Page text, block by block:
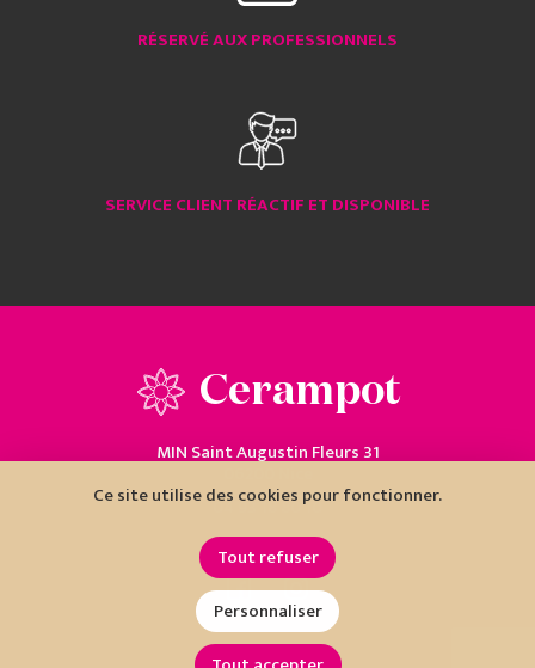
RÉSERVÉ AUX PROFESSIONNELS
SERVICE CLIENT RÉACTIF ET DISPONIBLE
Cerampot
MIN Saint Augustin Fleurs 31
04 93 18 80 10
Ce site utilise des cookies pour fonctionner.
Tout refuser
Personnaliser